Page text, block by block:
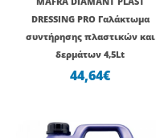
DRESSING PRO Γαλάκτωμα
συντήρησης πλαστικών και
δερμάτων 4,5Lt
44,64€